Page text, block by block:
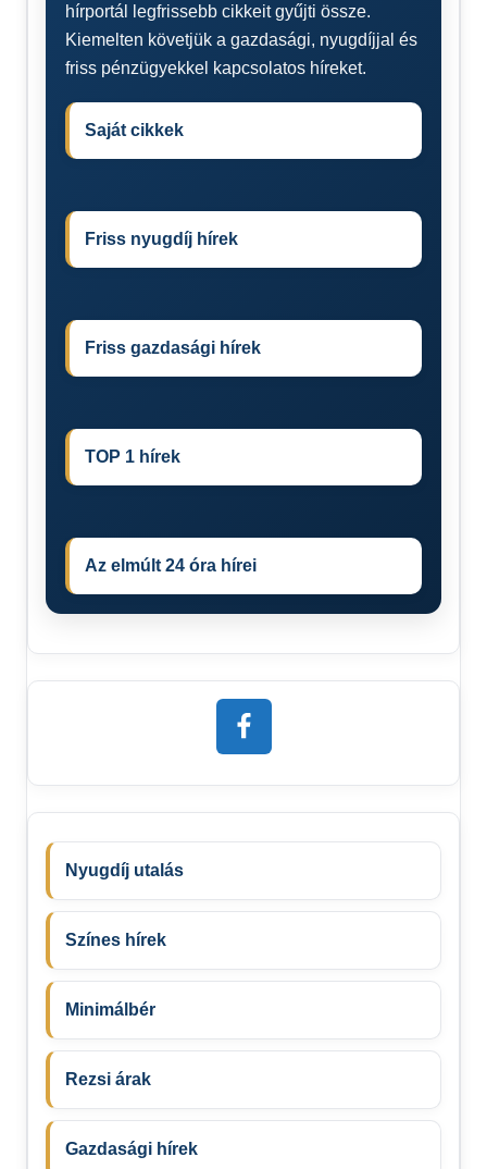
hírportál legfrissebb cikkeit gyűjti össze.
Kiemelten követjük a gazdasági, nyugdíjjal és
friss pénzügyekkel kapcsolatos híreket.
Saját cikkek
Friss nyugdíj hírek
Friss gazdasági hírek
TOP 1 hírek
Az elmúlt 24 óra hírei
Nyugdíj utalás
Színes hírek
Minimálbér
Rezsi árak
Gazdasági hírek